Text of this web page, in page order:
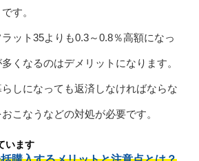
す。
ット35よりも0.3～0.8％高額になっ
くなるのはデメリットになります。
しになっても返済しなければならな
こなうなどの対処が必要です。
います